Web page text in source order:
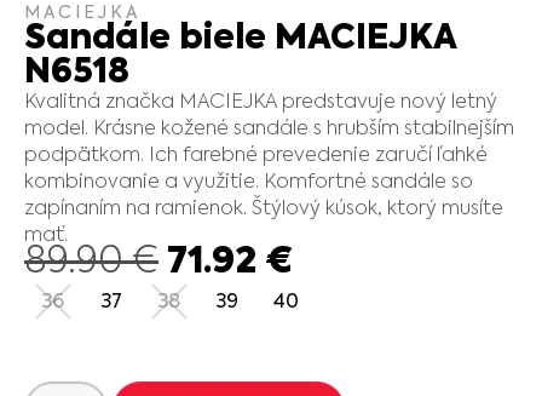
MACIEJKA
Sandále biele MACIEJKA
N6518
Kvalitná značka MACIEJKA predstavuje nový letný
model. Krásne kožené sandále s hrubším stabilnejším
podpätkom. Ich farebné prevedenie zaručí ľahké
kombinovanie a využitie. Komfortné sandále so
zapínaním na ramienok. Štýlový kúsok, ktorý musíte
mať.
89.90€ 71.92 €
36 37 38 39 40